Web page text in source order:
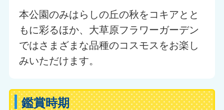
本公園のみはらしの丘の秋をコキアとと
もに彩るほか、大草原フラワーガーデン
ではさまざまな品種のコスモスをお楽し
みいただけます。
鑑賞時期